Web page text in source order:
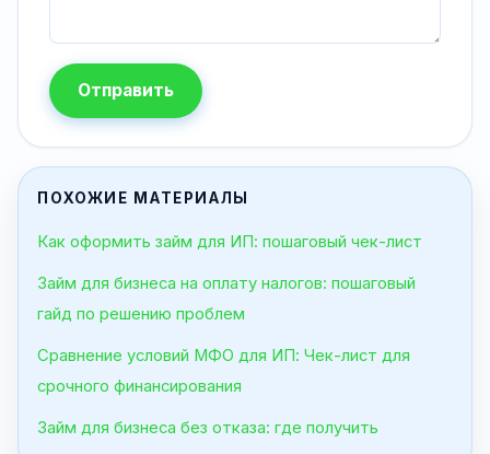
Отправить
ПОХОЖИЕ МАТЕРИАЛЫ
Как оформить займ для ИП: пошаговый чек-лист
Займ для бизнеса на оплату налогов: пошаговый
гайд по решению проблем
Сравнение условий МФО для ИП: Чек-лист для
срочного финансирования
Займ для бизнеса без отказа: где получить